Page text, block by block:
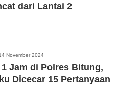
dari Lantai 2
November 2024
Jam di Polres Bitung,
Dicecar 15 Pertanyaan